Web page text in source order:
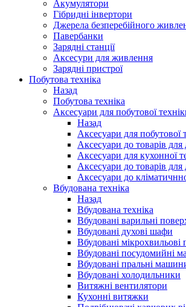
Акумулятори
Гібридні інвертори
Джерела безперебійного
Павербанки
Зарядні станції
Аксесури для живлення
Зарядні пристрої
Побутова техніка
Назад
Побутова техніка
Аксесуари для побутової
Назад
Аксесуари для побутової
Аксесуари до товарів для
Аксесуари для кухонної
Аксесуари до товарів
Аксесуари до
Вбудована техніка
Назад
Вбудована техніка
Вбудовані варильні
Вбудовані духові шафи
Вбудовані мікрохвильові
Вбудовані посудомийні
Вбудовані пральні
Вбудовані холодильники
Витяжні вентилятори
Кухонні витяжки